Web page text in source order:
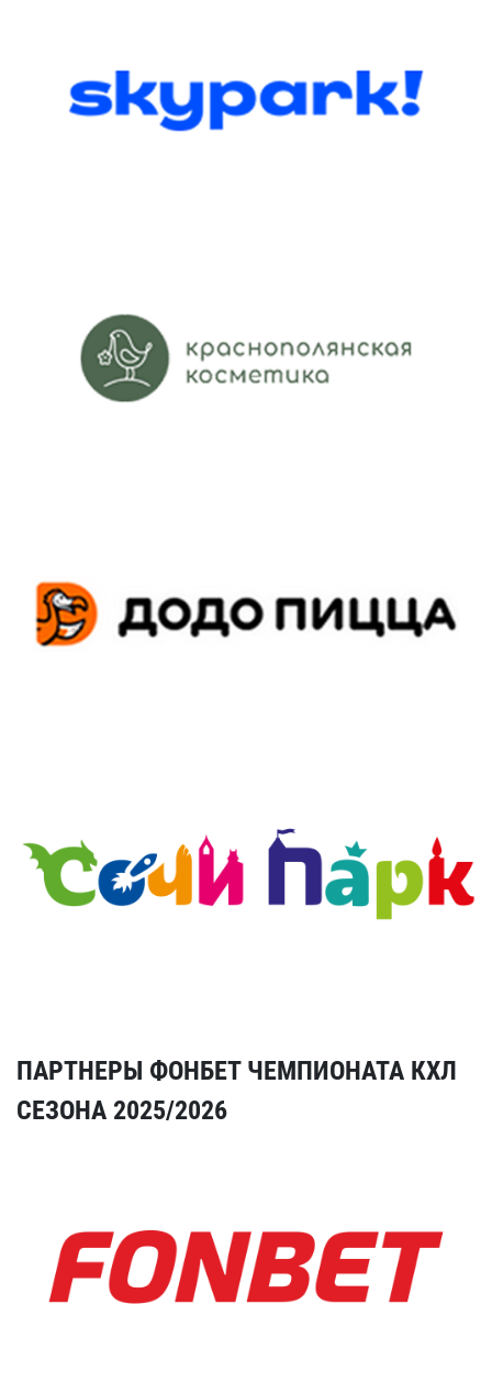
ПАРТНЕРЫ ФОНБЕТ ЧЕМПИОНАТА КХЛ
СЕЗОНА 2025/2026